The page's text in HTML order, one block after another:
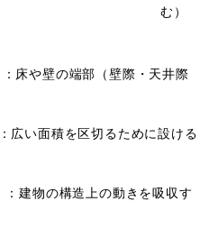
む）
：床や壁の端部（壁際・天井際
：広い面積を区切るために設ける
：建物の構造上の動きを吸収す